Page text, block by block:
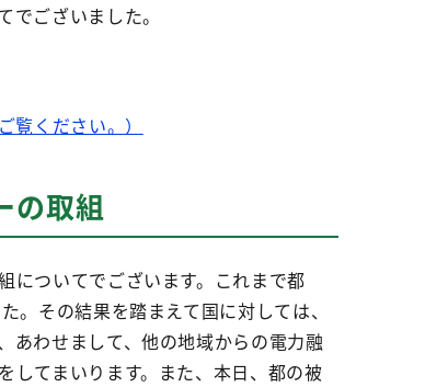
ございました。
ください。）
の取組
についてでございます。これまで都
その結果を踏まえて国に対しては、
あわせまして、他の地域からの電力融
してまいります。また、本日、都の被